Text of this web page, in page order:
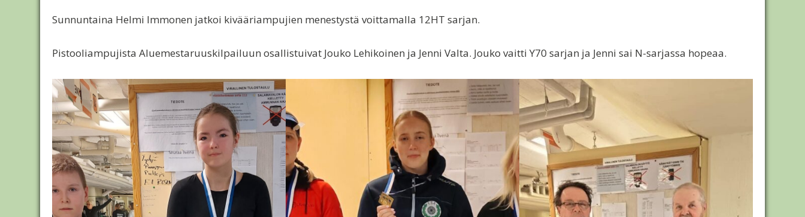
Sunnuntaina Helmi Immonen jatkoi kivääriampujien menestystä voittamalla 12HT sarjan.
Pistooliampujista Aluemestaruuskilpailuun osallistuivat Jouko Lehikoinen ja Jenni Valta. Jouko vaitti Y70 sarjan ja Jenni sai N-sarjassa hopeaa.